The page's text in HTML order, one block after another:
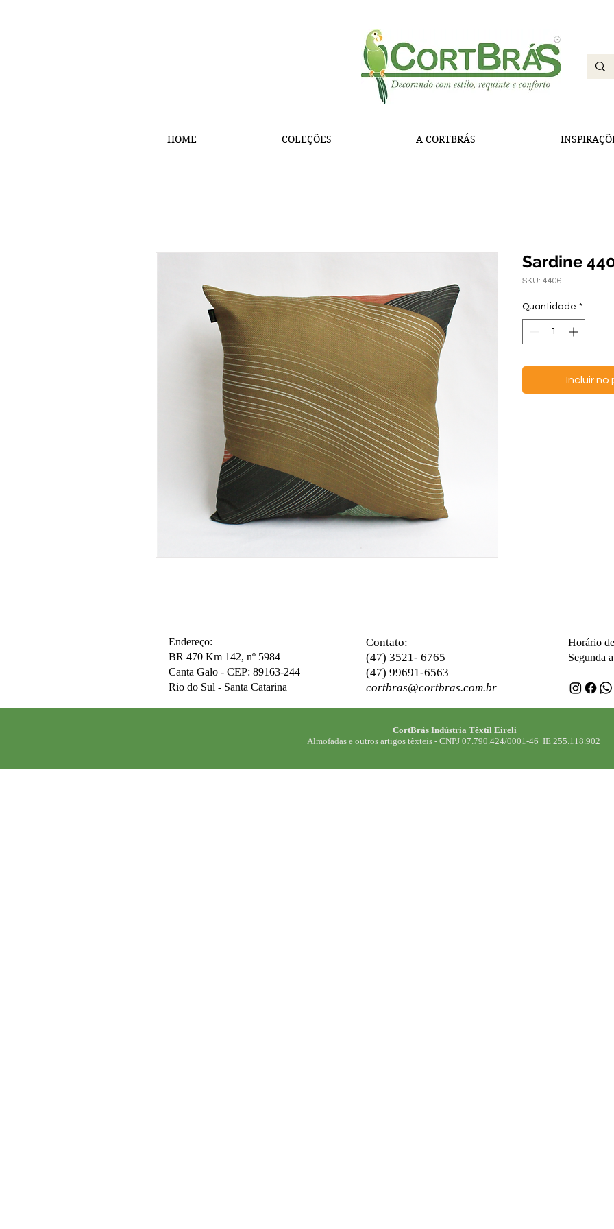
HOME COLEÇÕES A CORTBRÁS
Sardine
SKU: 4406
Quantidade *
Incluir
Endereço:
BR 470 Km 142, nº 5984
Canta Galo - CEP: 89163-244
Rio do Sul - Santa Catarina
Contato:
(47) 3521- 6765
(47) 99691-6563
cortbras@cortbras.com.br
Horário
Segunda
CortBrás Indústria Têxtil Eireli
Almofadas e outros artigos têxteis - CNPJ 07.790.424/0001-46 IE 255.118.902